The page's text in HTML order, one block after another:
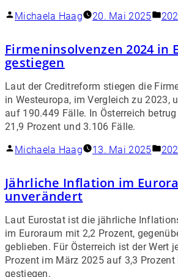
Michaela Haag
20. Mai 2025
Firmeninsolvenzen 2024 in
gestiegen
Laut der Creditreform stiegen die
in Westeuropa, im Vergleich zu 2023,
auf 190.449 Fälle. In Österreich
21,9 Prozent und 3.106 Fälle.
Michaela Haag
13. Mai 2025
Jährliche Inflation im
unverändert
Laut Eurostat ist die jährliche
im Euroraum mit 2,2 Prozent,
geblieben. Für Österreich ist der Wert
Prozent im März 2025 auf 3,3
gestiegen.